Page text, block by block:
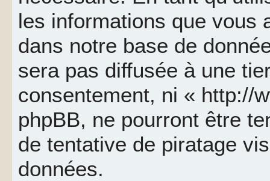
les informations que vous
dans notre base de
sera pas diffusée à une
consentement, ni « http://
phpBB, ne pourront être
de tentative de piratage
données.